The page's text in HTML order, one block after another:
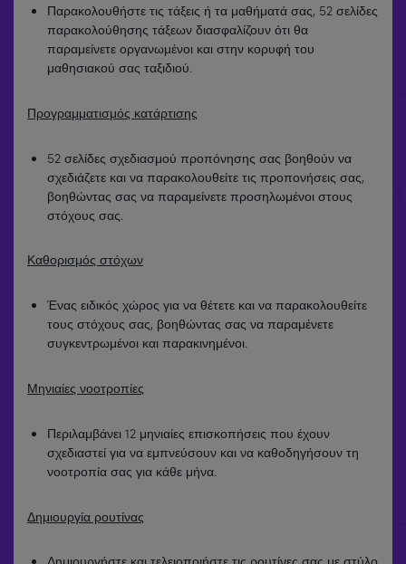
Παρακολουθήστε τις τάξεις ή τα μαθήματά σας, 52 σελίδες
παρακολούθησης τάξεων διασφαλίζουν ότι θα
παραμείνετε οργανωμένοι και στην κορυφή του
μαθησιακού σας ταξιδιού.
Προγραμματισμός κατάρτισης
52 σελίδες σχεδιασμού προπόνησης σας βοηθούν να
σχεδιάζετε και να παρακολουθείτε τις προπονήσεις σας,
βοηθώντας σας να παραμείνετε προσηλωμένοι στους
στόχους σας.
Καθορισμός στόχων
Ένας ειδικός χώρος για να θέτετε και να παρακολουθείτε
τους στόχους σας, βοηθώντας σας να παραμένετε
συγκεντρωμένοι και παρακινημένοι.
Μηνιαίες νοοτροπίες
Περιλαμβάνει 12 μηνιαίες επισκοπήσεις που έχουν
σχεδιαστεί για να εμπνεύσουν και να καθοδηγήσουν τη
νοοτροπία σας για κάθε μήνα.
Δημιουργία ρουτίνας